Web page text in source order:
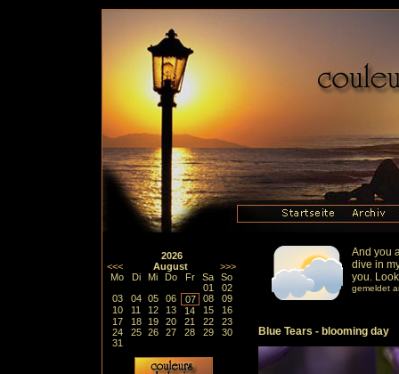
2026
<<<
August
>>>
Mo
Di Mi Do Fr Sa
So
01
02
03
04 05 06 07 08
09
10
11 12 13 14 15
16
17
18 19 20 21 22
23
24
25 26 27 28 29
30
31
And you
dive in
you.
gemeldet
Blue Tears - blooming day